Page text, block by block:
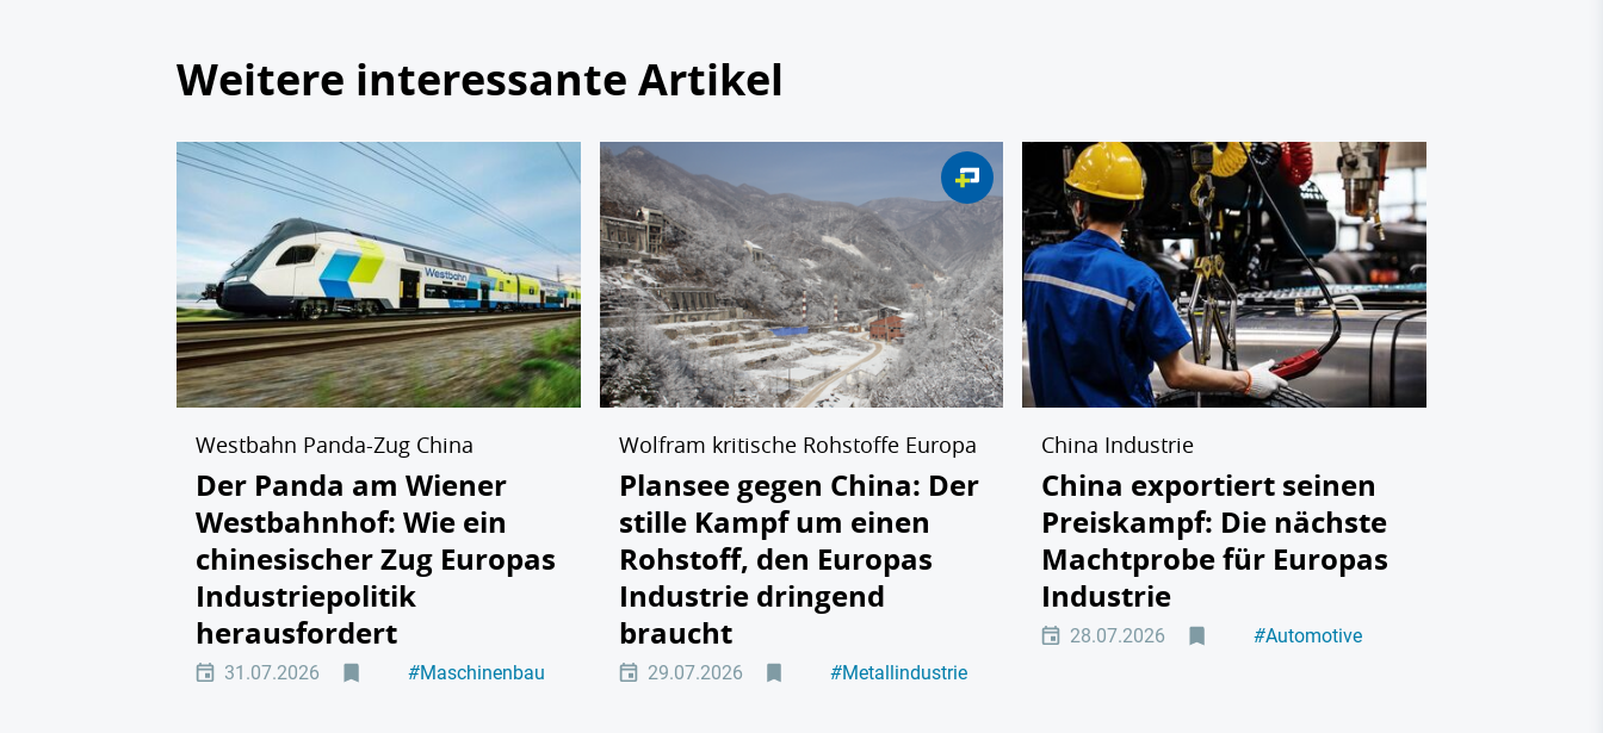
Weitere interessante Artikel
Westbahn Panda-Zug China
Der Panda am Wiener
Westbahnhof: Wie ein
chinesischer Zug Europas
Industriepolitik
herausfordert
31.07.2026 #Maschinenbau
Wolfram kritische Rohstoffe Europa
Plansee gegen China: Der
stille Kampf um einen
Rohstoff, den Europas
Industrie dringend
braucht
29.07.2026 #Metallindustrie
China Industrie
China exportiert seinen
Preiskampf: Die nächste
Machtprobe für Europas
Industrie
28.07.2026 #Automotive